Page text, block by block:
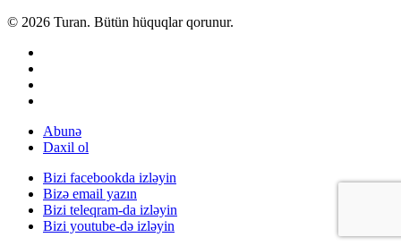
© 2026 Turan. Bütün hüquqlar qorunur.
Abunə
Daxil ol
Bizi facebookda izləyin
Bizə email yazın
Bizi teleqram-da izləyin
Bizi youtube-də izləyin